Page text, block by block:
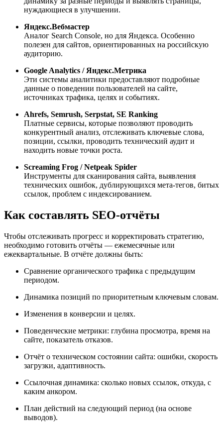
нуждающиеся в улучшении.
Яндекс.Вебмастер
Аналог Search Console, но для Яндекса. Особенно
полезен для сайтов, ориентированных на российскую
аудиторию.
Google Analytics / Яндекс.Метрика
Эти системы аналитики предоставляют подробные
данные о поведении пользователей на сайте,
источниках трафика, целях и событиях.
Ahrefs, Semrush, Serpstat, SE Ranking
Платные сервисы, которые позволяют проводить
конкурентный анализ, отслеживать ключевые слова,
позиции, ссылки, проводить технический аудит и
находить новые точки роста.
Screaming Frog / Netpeak Spider
Инструменты для сканирования сайта, выявления
технических ошибок, дублирующихся мета-тегов, битых
ссылок, проблем с индексированием.
Как составлять SEO-отчёты
Чтобы отслеживать прогресс и корректировать стратегию,
необходимо готовить отчёты — ежемесячные или
ежеквартальные. В отчёте должны быть:
Сравнение органического трафика с предыдущим
периодом.
Динамика позиций по приоритетным ключевым словам.
Изменения в конверсии и целях.
Поведенческие метрики: глубина просмотра, время на
сайте, показатель отказов.
Отчёт о техническом состоянии сайта: ошибки, скорость
загрузки, адаптивность.
Ссылочная динамика: сколько новых ссылок, откуда, с
каким анкором.
План действий на следующий период (на основе
выводов).